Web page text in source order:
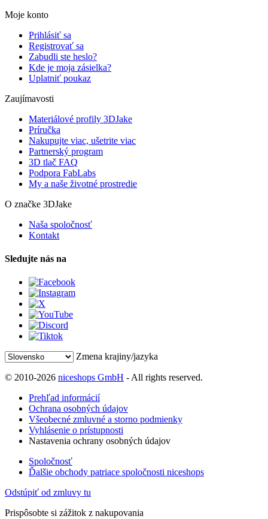
Moje konto
Prihlásiť sa
Registrovať sa
Zabudli ste heslo?
Kde je moja zásielka?
Uplatniť poukaz
Zaujímavosti
Materiálové profily 3DJake
Príručka
Nakupujte viac, ušetrite viac
Partnerský program
3D tlač FAQ
Podpora FabLabs
My a naše životné prostredie
O značke 3DJake
Naša spoločnosť
Kontakt
Sledujte nás na
Zmena krajiny/jazyka
© 2010-2026 niceshops GmbH - All rights reserved.
Prehľad informácií
Ochrana osobných údajov
Všeobecné zmluvné a storno podmienky
Vyhlásenie o prístupnosti
Nastavenia ochrany osobných údajov
Spoločnosť
Ďalšie obchody patriace spoločnosti niceshops
Odstúpiť od zmluvy tu
Prispôsobte si zážitok z nakupovania